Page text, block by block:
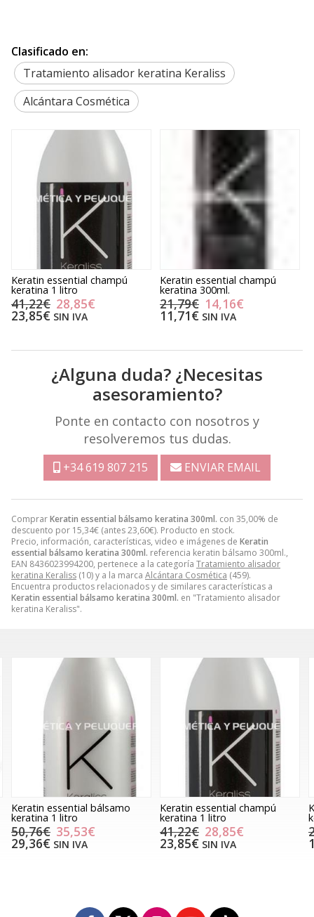
ComprarKeratin essential bálsamo keratina 300ml. con 35,00% de
descuento por 15,34€ (antes23,60€). Producto en stock.
Precio, información, características, video e imágenes de Keratin
essential bálsamo keratina 300ml. referencia keratin bálsamo 300ml.,
EAN 8436023994200, pertenece a la categoría Tratamiento alisador
keratina Keraliss (10) y a la marca Alcántara Cosmética (459).
Encuentra productos relacionados y de similares características a
Keratin essential bálsamo keratina 300ml. en "Tratamiento alisador
keratina Keraliss".
Clasificado en:
Tratamiento alisador keratina Keraliss
Alcántara Cosmética
Keratin essential champú
keratina 1 litro
41,22€ 28,85€
23,85€ SIN IVA
Keratin essential champú
keratina 300ml.
21,79€ 14,16€
11,71€ SIN IVA
¿Alguna duda? ¿Necesitas
asesoramiento?
Ponte en contacto con nosotros y
resolveremos tus dudas.
+34 619 807 215 ENVIAR EMAIL
Keratin essential bálsamo
keratina 1 litro
50,76€ 35,53€
29,36€ SIN IVA
Keratin essential champú
keratina 1 litro
41,22€ 28,85€
23,85€ SIN IVA